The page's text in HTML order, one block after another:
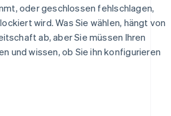
oder geschlossen fehlschlagen,
wird. Was Sie wählen, hängt von
ab, aber Sie müssen Ihren
und wissen, ob Sie ihn konfigurieren